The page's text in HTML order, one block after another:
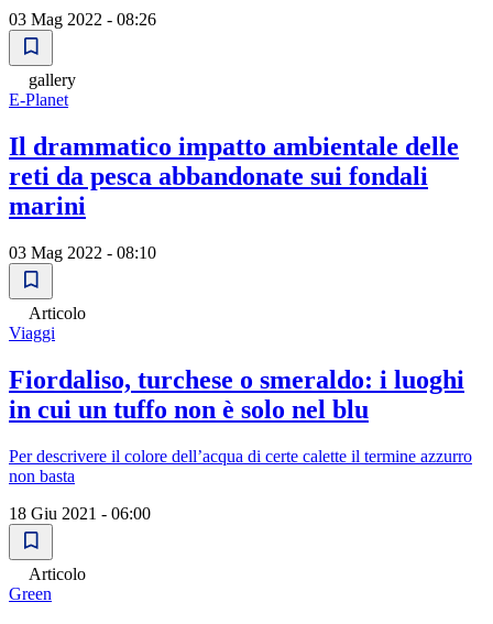
03 Mag 2022 - 08:26
gallery
E-Planet
Il drammatico impatto ambientale delle
reti da pesca abbandonate sui fondali
marini
03 Mag 2022 - 08:10
Articolo
Viaggi
Fiordaliso, turchese o smeraldo: i luoghi
in cui un tuffo non è solo nel blu
Per descrivere il colore dell’acqua di certe calette il termine azzurro
non basta
18 Giu 2021 - 06:00
Articolo
Green